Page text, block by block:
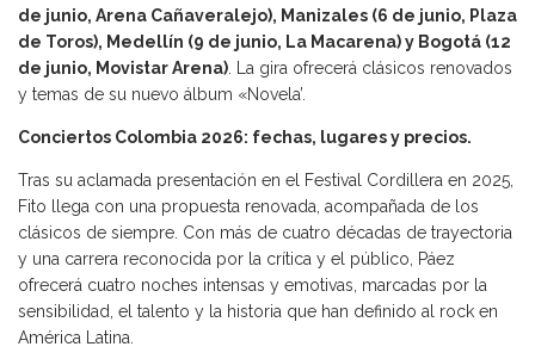
de junio, Arena Cañaveralejo), Manizales (6 de junio, Plaza
de Toros), Medellín (9 de junio, La Macarena) y Bogotá (12
de junio, Movistar Arena) . La gira ofrecerá clásicos renovados
y temas de su nuevo álbum «Novela’.
Conciertos Colombia 2026: fechas, lugares y precios.
Tras su aclamada presentación en el Festival Cordillera en 2025,
Fito llega con una propuesta renovada, acompañada de los
clásicos de siempre. Con más de cuatro décadas de trayectoria
y una carrera reconocida por la crítica y el público, Páez
ofrecerá cuatro noches intensas y emotivas, marcadas por la
sensibilidad, el talento y la historia que han definido al rock en
América Latina.